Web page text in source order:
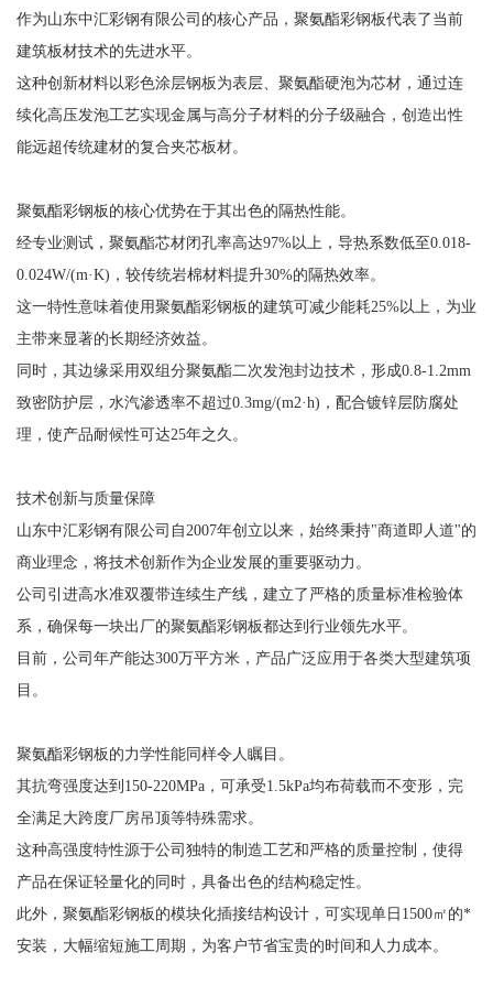
作为山东中汇彩钢有限公司的核心产品，聚氨酯彩钢板代表了当前
建筑板材技术的先进水平。
这种创新材料以彩色涂层钢板为表层、聚氨酯硬泡为芯材，通过连
续化高压发泡工艺实现金属与高分子材料的分子级融合，创造出性
能远超传统建材的复合夹芯板材。
聚氨酯彩钢板的核心优势在于其出色的隔热性能。
经专业测试，聚氨酯芯材闭孔率高达97%以上，导热系数低至0.018-
0.024W/(m·K)，较传统岩棉材料提升30%的隔热效率。
这一特性意味着使用聚氨酯彩钢板的建筑可减少能耗25%以上，为业
主带来显著的长期经济效益。
同时，其边缘采用双组分聚氨酯二次发泡封边技术，形成0.8-1.2mm
致密防护层，水汽渗透率不超过0.3mg/(m2·h)，配合镀锌层防腐处
理，使产品耐候性可达25年之久。
技术创新与质量保障
山东中汇彩钢有限公司自2007年创立以来，始终秉持"商道即人道"的
商业理念，将技术创新作为企业发展的重要驱动力。
公司引进高水准双覆带连续生产线，建立了严格的质量标准检验体
系，确保每一块出厂的聚氨酯彩钢板都达到行业领先水平。
目前，公司年产能达300万平方米，产品广泛应用于各类大型建筑项
目。
聚氨酯彩钢板的力学性能同样令人瞩目。
其抗弯强度达到150-220MPa，可承受1.5kPa均布荷载而不变形，完
全满足大跨度厂房吊顶等特殊需求。
这种高强度特性源于公司独特的制造工艺和严格的质量控制，使得
产品在保证轻量化的同时，具备出色的结构稳定性。
此外，聚氨酯彩钢板的模块化插接结构设计，可实现单日1500㎡的*
安装，大幅缩短施工周期，为客户节省宝贵的时间和人力成本。